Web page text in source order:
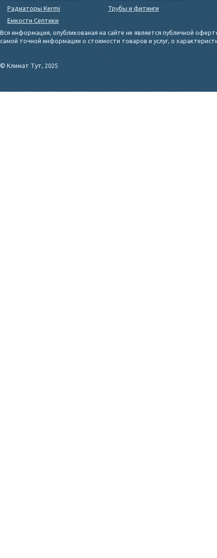
Радиаторы Kermi
Трубы и фитинги
Емкости Септики
Вся информация, опубликованая на сайте не является публичной
самой точной информации о стоимости товаров и услуг, о
© Климат Тут, 2025